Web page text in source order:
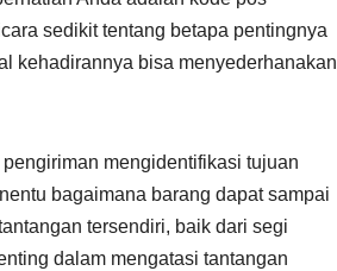
sedikit tentang betapa pentingnya
kehadirannya bisa menyederhanakan
mengidentifikasi tujuan
bagaimana barang dapat sampai
tersendiri, baik dari segi
dalam mengatasi tantangan